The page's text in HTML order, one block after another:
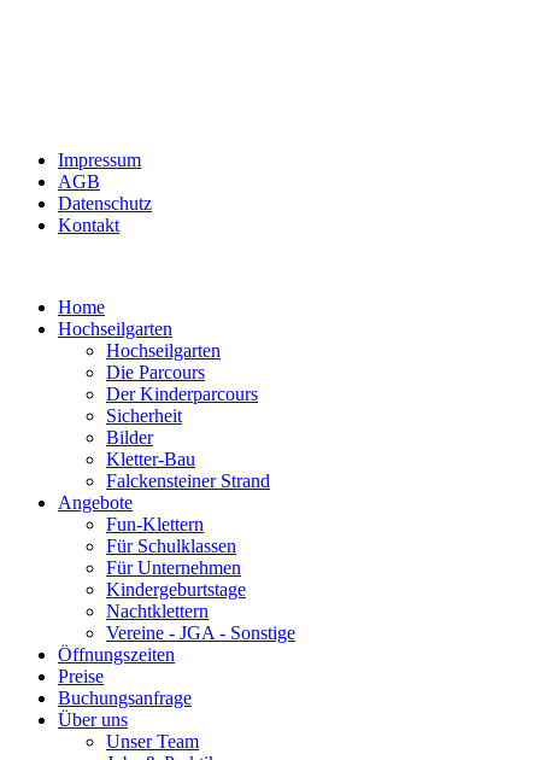
Impressum
AGB
Datenschutz
Kontakt
Home
Hochseilgarten
Hochseilgarten
Die Parcours
Der Kinderparcours
Sicherheit
Bilder
Kletter-Bau
Falckensteiner Strand
Angebote
Fun-Klettern
Für Schulklassen
Für Unternehmen
Kindergeburtstage
Nachtklettern
Vereine - JGA - Sonstige
Öffnungszeiten
Preise
Buchungsanfrage
Über uns
Unser Team